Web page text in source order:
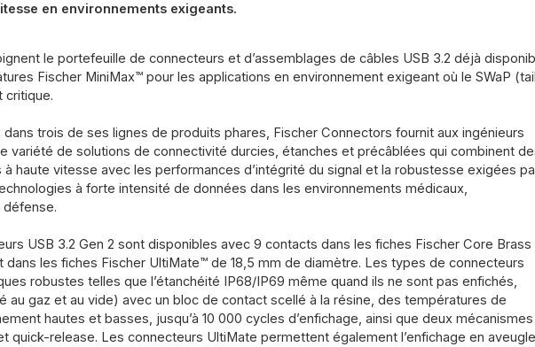
en environnements exigeants.
le portefeuille de connecteurs et d’assemblages de câbles USB 3.2 déjà
Fischer MiniMax™ pour les applications en environnement exigeant où le SWaP
critique.
trois de ses lignes de produits phares, Fischer Connectors fournit aux ingénieurs
variété de solutions de connectivité durcies, étanches et précâblées qui combinent
haute vitesse avec les performances d’intégrité du signal et la robustesse exigées
à forte intensité de données dans les environnements médicaux,
défense.
USB 3.2 Gen 2 sont disponibles avec 9 contacts dans les fiches Fischer Core Brass
dans les fiches Fischer UltiMate™ de 18,5 mm de diamètre. Les types de connecteurs
robustes telles que l’étanchéité IP68/IP69 même quand ils ne sont pas enfichés,
au gaz et au vide) avec un bloc de contact scellé à la résine, des températures de
hautes et basses, jusqu’à 10 000 cycles d’enfichage, ainsi que deux
quick-release. Les connecteurs UltiMate permettent également l’enfichage en aveugle